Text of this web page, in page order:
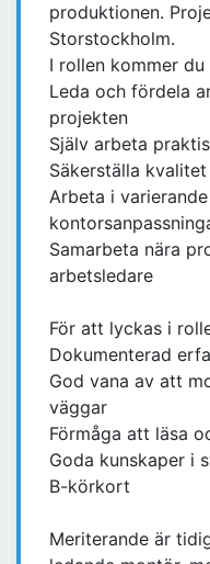
produktionen.
Storstockholm.
I rollen kommer
Leda och fördela
projekten
Själv arbeta
Säkerställa
Arbeta i
Samarbeta nära
arbetsledare
För att lyckas i
Dokumenterad
God vana av att
väggar
Förmåga att läsa
Goda kunskaper i
B-körkort
Meriterande är